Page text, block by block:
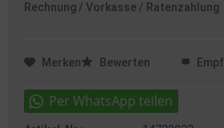
Rechnung / Vorkasse / Ratenzahlung
Merken Bewerten